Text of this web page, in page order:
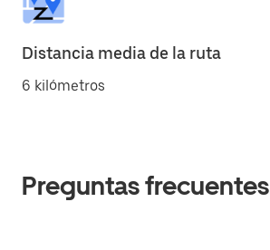
Distancia media de la ruta
6 kilómetros
Preguntas frecuentes